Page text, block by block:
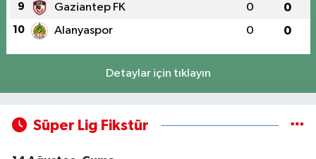
9 Gaziantep FK 0 0
10 Alanyaspor 0 0
Detaylar için tıklayın
Süper Lig Fikstür